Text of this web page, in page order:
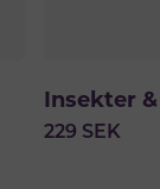
Insekter
229 SEK